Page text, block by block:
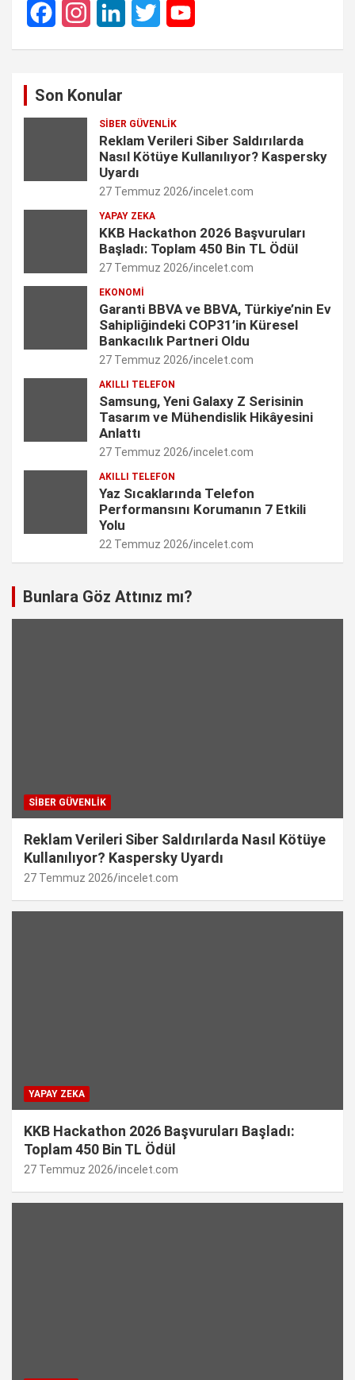
e
o
k
t
m
e
d
n
t
e
b
h
a
n
e
Son Konular
SIBER GÜVENLIK
Reklam Verileri Siber Saldırılarda
Nasıl Kötüye Kullanılıyor? Kaspersky
Uyardı
27 Temmuz 2026 incelet.com
YAPAY ZEKA
KKB Hackathon 2026 Başvuruları
Başladı: Toplam 450 Bin TL Ödül
27 Temmuz 2026 incelet.com
EKONOMI
Garanti BBVA ve BBVA, Türkiye’nin Ev
Sahipliğindeki COP31’in Küresel
Bankacılık Partneri Oldu
27 Temmuz 2026 incelet.com
AKILLI TELEFON
Samsung, Yeni Galaxy Z Serisinin
Tasarım ve Mühendislik Hikâyesini
Anlattı
27 Temmuz 2026 incelet.com
AKILLI TELEFON
Yaz Sıcaklarında Telefon
Performansını Korumanın 7 Etkili
Yolu
22 Temmuz 2026 incelet.com
Bunlara Göz Attınız mı?
SIBER GÜVENLIK
Reklam Verileri Siber Saldırılarda Nasıl Kötüye
Kullanılıyor? Kaspersky Uyardı
27 Temmuz 2026 incelet.com
YAPAY ZEKA
KKB Hackathon 2026 Başvuruları Başladı:
Toplam 450 Bin TL Ödül
27 Temmuz 2026 incelet.com